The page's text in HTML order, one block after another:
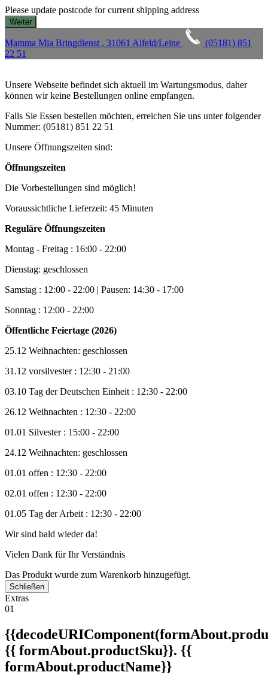
Please update postcode for current shipping address
Mamma Mia Bringdienst , 31061 Alfeld/Leine
(05181) 851
22 51
Unsere Webseite befindet sich aktuell im Wartungsmodus, daher
können wir keine Bestellungen online empfangen.
Falls Sie Essen bestellen möchten, erreichen Sie uns unter folgender
Nummer: (05181) 851 22 51
Unsere Öffnungszeiten sind:
Öffnungszeiten
Die Vorbestellungen sind möglich!
Voraussichtliche Lieferzeit: 45 Minuten
Reguläre Öffnungszeiten
Montag - Freitag : 16:00 - 22:00
Dienstag: geschlossen
Samstag : 12:00 - 22:00 | Pausen: 14:30 - 17:00
Sonntag : 12:00 - 22:00
Öffentliche Feiertage (2026)
25.12 Weihnachten: geschlossen
31.12 vorsilvester : 12:30 - 21:00
03.10 Tag der Deutschen Einheit : 12:30 - 22:00
26.12 Weihnachten : 12:30 - 22:00
01.01 Silvester : 15:00 - 22:00
24.12 Weihnachten: geschlossen
01.01 offen : 12:30 - 22:00
02.01 offen : 12:30 - 22:00
01.05 Tag der Arbeit : 12:30 - 22:00
Wir sind bald wieder da!
Vielen Dank für Ihr Verständnis
Das Produkt wurde zum Warenkorb hinzugefügt.
Schließen
Extras
01
{{ formAbout.productSku}}. {{
formAbout.productName}}